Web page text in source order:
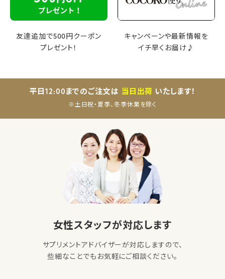
友達追加で500円クーポン
プレゼント！
キャンペーンや最新情報を
イチ早くお届け♪
平日12:00までのご注文は 当日出荷 いたします！
※土日祝・夏季、冬季休業を除く
女性スタッフが対応します
サプリメントアドバイザーが対応しますので、
些細なことでもお気軽にご相談ください。